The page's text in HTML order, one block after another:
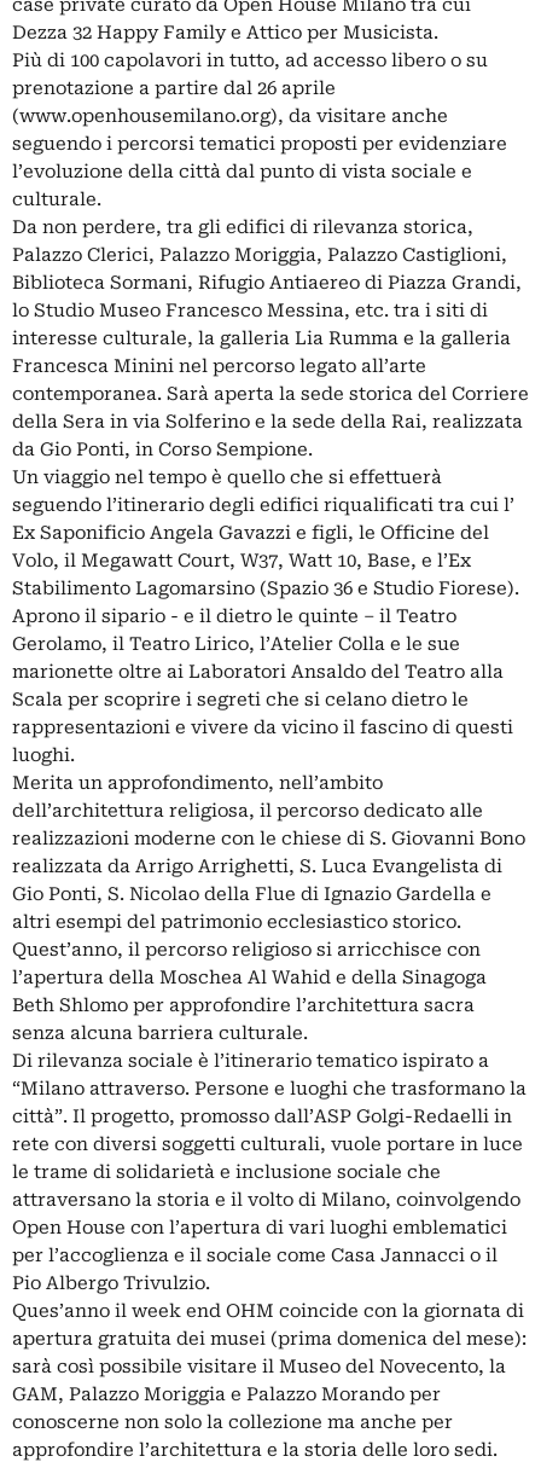
case private curato da Open House Milano tra cui
Dezza 32 Happy Family e Attico per Musicista.
Più di 100 capolavori in tutto, ad accesso libero o su
prenotazione a partire dal 26 aprile
(www.openhousemilano.org), da visitare anche
seguendo i percorsi tematici proposti per evidenziare
l’evoluzione della città dal punto di vista sociale e
culturale.
Da non perdere, tra gli edifici di rilevanza storica,
Palazzo Clerici, Palazzo Moriggia, Palazzo Castiglioni,
Biblioteca Sormani, Rifugio Antiaereo di Piazza Grandi,
lo Studio Museo Francesco Messina, etc. tra i siti di
interesse culturale, la galleria Lia Rumma e la galleria
Francesca Minini nel percorso legato all’arte
contemporanea. Sarà aperta la sede storica del Corriere
della Sera in via Solferino e la sede della Rai, realizzata
da Gio Ponti, in Corso Sempione.
Un viaggio nel tempo è quello che si effettuerà
seguendo l’itinerario degli edifici riqualificati tra cui l’
Ex Saponificio Angela Gavazzi e figli, le Officine del
Volo, il Megawatt Court, W37, Watt 10, Base, e l’Ex
Stabilimento Lagomarsino (Spazio 36 e Studio Fiorese).
Aprono il sipario - e il dietro le quinte – il Teatro
Gerolamo, il Teatro Lirico, l’Atelier Colla e le sue
marionette oltre ai Laboratori Ansaldo del Teatro alla
Scala per scoprire i segreti che si celano dietro le
rappresentazioni e vivere da vicino il fascino di questi
luoghi.
Merita un approfondimento, nell’ambito
dell’architettura religiosa, il percorso dedicato alle
realizzazioni moderne con le chiese di S. Giovanni Bono
realizzata da Arrigo Arrighetti, S. Luca Evangelista di
Gio Ponti, S. Nicolao della Flue di Ignazio Gardella e
altri esempi del patrimonio ecclesiastico storico.
Quest’anno, il percorso religioso si arricchisce con
l’apertura della Moschea Al Wahid e della Sinagoga
Beth Shlomo per approfondire l’architettura sacra
senza alcuna barriera culturale.
Di rilevanza sociale è l’itinerario tematico ispirato a
“Milano attraverso. Persone e luoghi che trasformano la
città”. Il progetto, promosso dall’ASP Golgi-Redaelli in
rete con diversi soggetti culturali, vuole portare in luce
le trame di solidarietà e inclusione sociale che
attraversano la storia e il volto di Milano, coinvolgendo
Open House con l’apertura di vari luoghi emblematici
per l’accoglienza e il sociale come Casa Jannacci o il
Pio Albergo Trivulzio.
Ques’anno il week end OHM coincide con la giornata di
apertura gratuita dei musei (prima domenica del mese):
sarà così possibile visitare il Museo del Novecento, la
GAM, Palazzo Moriggia e Palazzo Morando per
conoscerne non solo la collezione ma anche per
approfondire l’architettura e la storia delle loro sedi.